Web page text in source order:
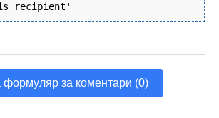
recipient'
формуляр за коментари (0)